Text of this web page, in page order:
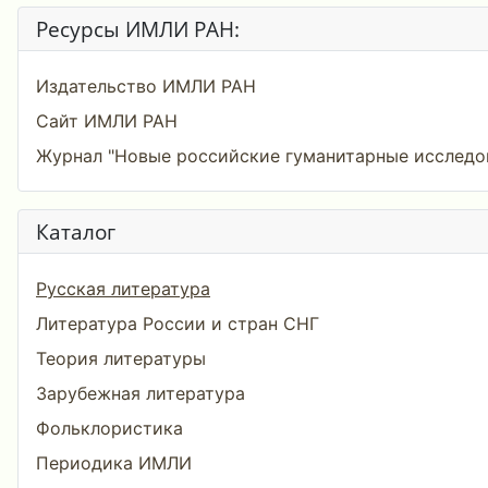
Ресурсы ИМЛИ РАН:
Издательство ИМЛИ РАН
Сайт ИМЛИ РАН
Журнал "Новые российские гуманитарные
Каталог
Русская литература
Литература России и стран СНГ
Теория литературы
Зарубежная литература
Фольклористика
Периодика ИМЛИ